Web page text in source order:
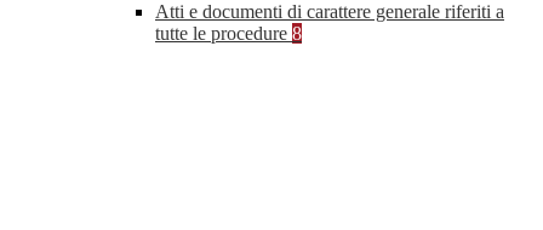
Atti e documenti di carattere generale riferiti a
tutte le procedure 8